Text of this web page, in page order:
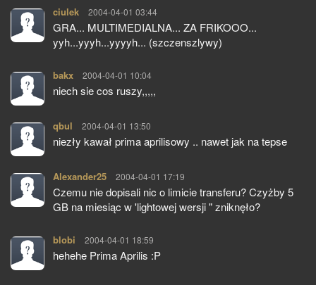
ciulek pisze:
2004-04-01 03:44
GRA... MULTIMEDIALNA... ZA FRIKOOO...
yyh...yyyh...yyyyh... (szczenszlywy)
bakx pisze:
2004-04-01 10:04
niech sie cos ruszy,,,,,
qbul pisze:
2004-04-01 13:50
niezły kawał prima aprilisowy .. nawet jak na tepse
Alexander25 pisze:
2004-04-01 17:19
Czemu nie dopisali nic o limicie transferu? Czyżby 5
GB na miesiąc w 'lightowej wersji " zniknęło?
blobi pisze:
2004-04-01 18:59
hehehe Prima Aprilis :P